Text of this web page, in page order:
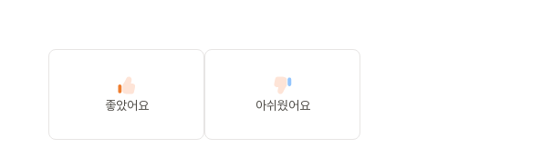
좋았어요 아쉬웠어요